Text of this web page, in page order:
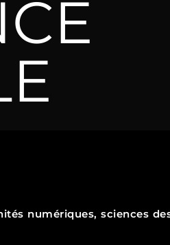
numériques, sciences